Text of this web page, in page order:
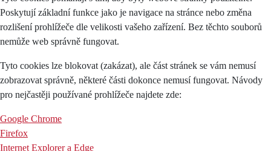
Poskytují základní funkce jako je navigace na stránce nebo změna
rozlišení prohlížeče dle velikosti vašeho zařízení. Bez těchto souborů
nemůže web správně fungovat.
Tyto cookies lze blokovat (zakázat), ale část stránek se vám nemusí
zobrazovat správně, některé části dokonce nemusí fungovat. Návody
pro nejčastěji používané prohlížeče najdete zde:
Google Chrome
Firefox
Internet Explorer a Edge